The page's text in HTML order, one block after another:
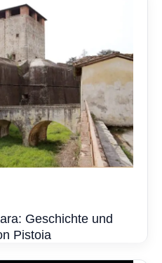
Geschichte und
Pistoia